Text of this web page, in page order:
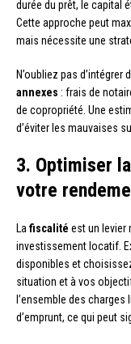
durée du prêt, le capital
Cette approche peut
mais nécessite une
N’oubliez pas
annexes : frais de
de copropriété. Une
d’éviter les mauvaises
3. Optimiser
votre
Lafiscalité est un levier
investissement locatif.
disponibles et
situation et à vos
l’ensemble des
d’emprunt, ce qui peut